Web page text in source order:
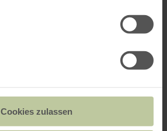
Cookies zulassen